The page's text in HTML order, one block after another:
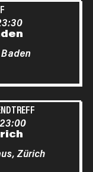
Baden
23:00
Zürich